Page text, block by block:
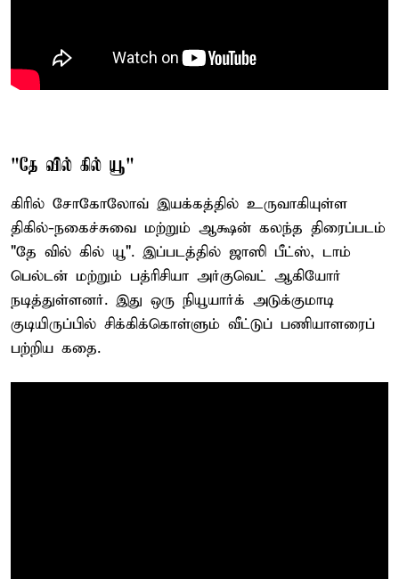
"தே வில் கில் யூ"
கிரில் சோகோலோவ் இயக்கத்தில் உருவாகியுள்ள
திகில்-நகைச்சுவை மற்றும் ஆக்ஷன் கலந்த திரைப்படம்
"தே வில் கில் யூ". இப்படத்தில் ஜாஸி பீட்ஸ், டாம்
பெல்டன் மற்றும் பத்ரிசியா அர்குவெட் ஆகியோர்
நடித்துள்ளனர். இது ஒரு நியூயார்க் அடுக்குமாடி
குடியிருப்பில் சிக்கிக்கொள்ளும் வீட்டுப் பணியாளரைப்
பற்றிய கதை.